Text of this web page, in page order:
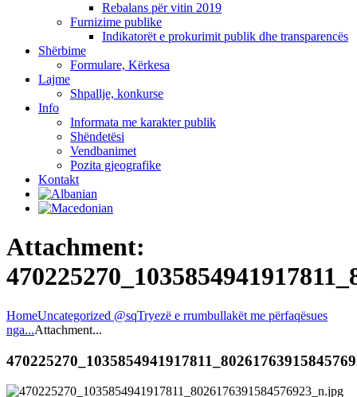
Rebalans për vitin 2019
Furnizime publike
Indikatorët e prokurimit publik dhe transparencës
Shërbime
Formulare, Kërkesa
Lajme
Shpallje, konkurse
Info
Informata me karakter publik
Shëndetësi
Vendbanimet
Pozita gjeografike
Kontakt
Attachment:
HomeUncategorized @sqTryezë e rrumbullakët me përfaqësues
nga...Attachment...